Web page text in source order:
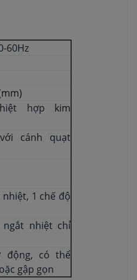
60Hz
hợp kim
cánh quạt
1 chế độ
ngắt nhiệt chỉ
động, có thể
gập gọn